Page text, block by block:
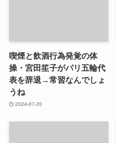
喫煙と飲酒行為発覚の体
操・宮田笙子がパリ五輪代
表を辞退→常習なんでしょ
うね
2024-07-20